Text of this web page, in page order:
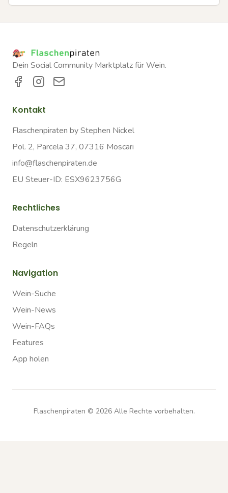
Dein Social Community Marktplatz für Wein.
Kontakt
Flaschenpiraten by Stephen Nickel
Pol. 2, Parcela 37, 07316 Moscari
info@flaschenpiraten.de
EU Steuer-ID: ESX9623756G
Rechtliches
Datenschutzerklärung
Regeln
Navigation
Wein-Suche
Wein-News
Wein-FAQs
Features
App holen
Flaschenpiraten © 2026Alle Rechte vorbehalten.